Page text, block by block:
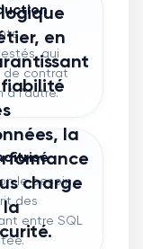
en
la
charge
la
qui
de contrat
à l'autre.
le besoin,
des
entre SQL